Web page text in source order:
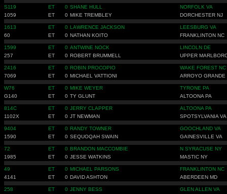
S119 ET 0 SHANE HULL
NORFOLK VA
1059
ET 0 MIKE TREMBLEY DORCHESTER NJ
1613 ET 0 LAWRENCE JACKSON
LEESBURG VA
60
ET 0 NATHAN KOITO FRANKLINTON NC
1599 ET 0 ANTWINE NOCK
LINCOLN DE
257
ET 0 ROBERT BRUMMELL UPPER
2416 ET 0 ROBIN PROCOPIO
WAKE FOREST NC
7069
ET 0 MICHAEL VATTIONI ARROYO GRANDE
W76 ET 0 MIKE WEYER
TYRONE PA
G140
ET 0 TY GLUNT ALTOONA PA
814C ET 0 JERRY CLAPPER
ALTOONA PA
1102X
ET 0 JT NEWMAN SPOTSYLVANIA VA
9404 ET 0 RANDY TOWNER
GOOCHLAND VA
1590
ET 0 SEQUOQAH SWAIN GAINESVILLE VA
72 ET 0 BRANDON MACCOMBIE
N SYRACUSE NY
1985
ET 0 JESSE WATKINS MASTIC NY
49 ET 0 MICHAEL PARSONS
FRANKLINTON NC
4141
ET 0 DAVID ASHTON ABERDEEN MD
258 ET 0 JENNY BESS
GLEN ALLEN VA